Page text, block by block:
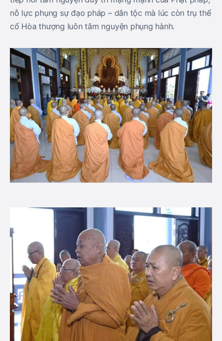
nỗ lực phụng sự đạo pháp – dân tộc mà lúc còn trụ thế
cố Hòa thượng luôn tâm nguyện phụng hành.